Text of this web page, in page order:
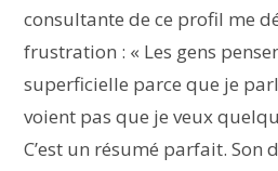
consultante de ce profil me
frustration : « Les gens
superficielle parce que je
voient pas que je veux
C’est un résumé parfait. Son